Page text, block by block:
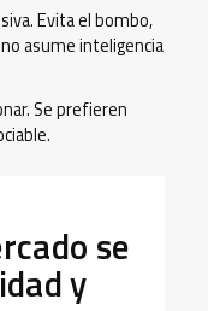
Evita el bombo,
asume inteligencia
Se prefieren
se
y